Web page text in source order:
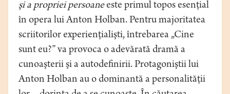
şi a propriei persoaneeste primul topos esenţial
în opera lui Anton Holban. Pentru majoritatea
scriitorilor experienţialişti, întrebarea „Cine
sunt eu?” va provoca o adevărată dramă a
cunoaşterii şi a autodefinirii. Protagoniştii lui
Anton Holban au o dominantă a personalităţii